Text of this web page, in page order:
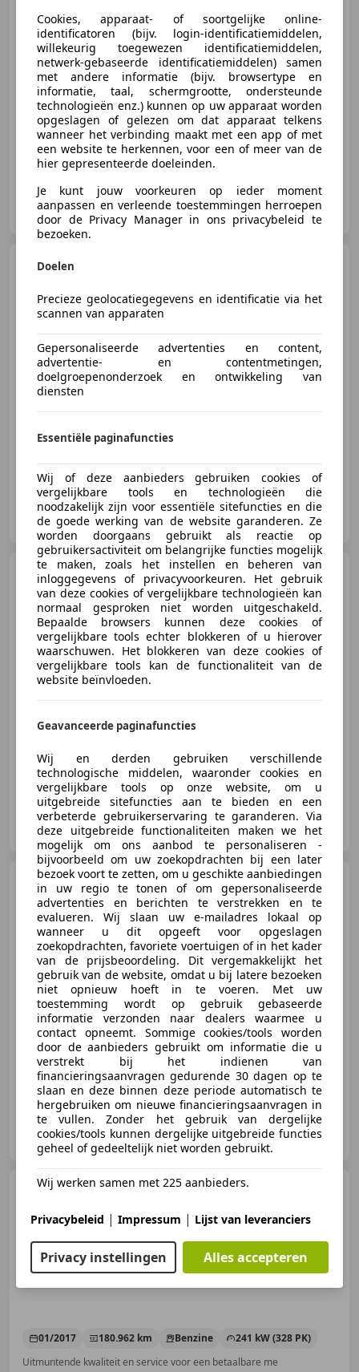
€ 17.950
01/2008 124.324 km Benzine
200 kW (272 PK)
Uitmuntende kwaliteit en service voor een betaalbare me
Pieterson Auto's B.V.
NL-7327 JZ APELDOORN
€ 24.950
Uitmuntende kwaliteit en service voor een betaalbare me
Pieterson Auto's B.V.
NL-7327 JZ APELDOORN
Volkswagen Golf 2.0 TSI
4Motion R 7.5 CARBON PANO
NAVI VOL!
€ 19.999
03/2017 228.128 km Benzine
Pieterson Auto's B.V.
NL-7327 JZ APELDOORN
Volkswagen Tiguan2.0
TSI 4Motion R-Line PANO ACC
VIRTUAL
€ 18.950
03/2019 240.207 km Benzine
140 kW (190 PK)
Uitmuntende kwaliteit en service voor een betaalbare me
Pieterson Auto's B.V.
NL-7327 JZ APELDOORN
BMW 440 4-serie Coupé 440i
MEMO
€ 29.750
01/2017 180.962 km Benzine
241 kW (328 PK)
Uitmuntende kwaliteit en service voor een betaalbare me
Cookies, apparaat- of soortgelijke online-
identificatoren (bijv. login-identificatiemiddelen,
willekeurig toegewezen identificatiemiddelen,
netwerk-gebaseerde identificatiemiddelen) samen
met andere informatie (bijv. browsertype en
informatie, taal, schermgrootte, ondersteunde
technologieën enz.) kunnen op uw apparaat worden
opgeslagen of gelezen om dat apparaat telkens
wanneer het verbinding maakt met een app of met
een website te herkennen, voor een of meer van de
hier gepresenteerde doeleinden.
Je kunt jouw voorkeuren op ieder moment
aanpassen en verleende toestemmingen herroepen
door de Privacy Manager in ons privacybeleid te
bezoeken.
Doelen
Precieze geolocatiegegevens en identificatie via het
scannen van apparaten
Gepersonaliseerde advertenties en content,
advertentie- en contentmetingen,
doelgroepenonderzoek en ontwikkeling van
diensten
Essentiële paginafuncties
Wij of deze aanbieders gebruiken cookies of
vergelijkbare tools en technologieën die
noodzakelijk zijn voor essentiële sitefuncties en die
de goede werking van de website garanderen. Ze
worden doorgaans gebruikt als reactie op
gebruikersactiviteit om belangrijke functies mogelijk
te maken, zoals het instellen en beheren van
inloggegevens of privacyvoorkeuren. Het gebruik
van deze cookies of vergelijkbare technologieën kan
normaal gesproken niet worden uitgeschakeld.
Bepaalde browsers kunnen deze cookies of
vergelijkbare tools echter blokkeren of u hierover
waarschuwen. Het blokkeren van deze cookies of
vergelijkbare tools kan de functionaliteit van de
website beïnvloeden.
Geavanceerde paginafuncties
Wij en derden gebruiken verschillende
technologische middelen, waaronder cookies en
vergelijkbare tools op onze website, om u
uitgebreide sitefuncties aan te bieden en een
verbeterde gebruikerservaring te garanderen. Via
deze uitgebreide functionaliteiten maken we het
mogelijk om ons aanbod te personaliseren -
bijvoorbeeld om uw zoekopdrachten bij een later
bezoek voort te zetten, om u geschikte aanbiedingen
in uw regio te tonen of om gepersonaliseerde
advertenties en berichten te verstrekken en te
evalueren. Wij slaan uw e-mailadres lokaal op
wanneer u dit opgeeft voor opgeslagen
zoekopdrachten, favoriete voertuigen of in het kader
van de prijsbeoordeling. Dit vergemakkelijkt het
gebruik van de website, omdat u bij latere bezoeken
niet opnieuw hoeft in te voeren. Met uw
toestemming wordt op gebruik gebaseerde
informatie verzonden naar dealers waarmee u
contact opneemt. Sommige cookies/tools worden
door de aanbieders gebruikt om informatie die u
verstrekt bij het indienen van
financieringsaanvragen gedurende 30 dagen op te
slaan en deze binnen deze periode automatisch te
hergebruiken om nieuwe financieringsaanvragen in
te vullen. Zonder het gebruik van dergelijke
cookies/tools kunnen dergelijke uitgebreide functies
geheel of gedeeltelijk niet worden gebruikt.
Wij werken samen met 225 aanbieders.
Privacybeleid | Impressum | Lijst van leveranciers
Privacy instellingen Alles accepteren